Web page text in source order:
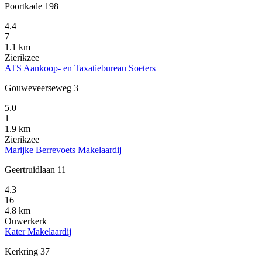
Poortkade 198
4.4
7
1.1 km
Zierikzee
ATS Aankoop- en Taxatiebureau Soeters
Gouweveerseweg 3
5.0
1
1.9 km
Zierikzee
Marijke Berrevoets Makelaardij
Geertruidlaan 11
4.3
16
4.8 km
Ouwerkerk
Kater Makelaardij
Kerkring 37